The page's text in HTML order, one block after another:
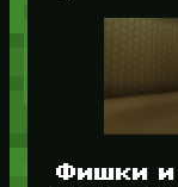
Фишки и